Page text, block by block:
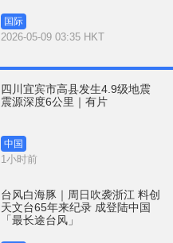
国际
2026-05-09 03:35 HKT
四川宜宾市高县发生4.9级地震
震源深度6公里｜有片
中国
1小时前
台风白海豚｜周日吹袭浙江 料创
天文台65年来纪录 成登陆中国
「最长途台风」